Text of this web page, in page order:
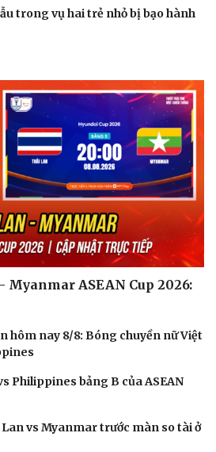
Podcast
Câu chuyện thời sự
Đọc truyện đêm khuya
Cửa sổ tình yêu
Kể chuyện cho bé
Hạt giống tâm hồn
trong vụ hai trẻ nhỏ bị bạo hành
ASEAN Cup 2026:
hôm nay 8/8: Bóng chuyền nữ Việt
Philippines bảng B của ASEAN
Lan vs Myanmar trước màn so tài ở